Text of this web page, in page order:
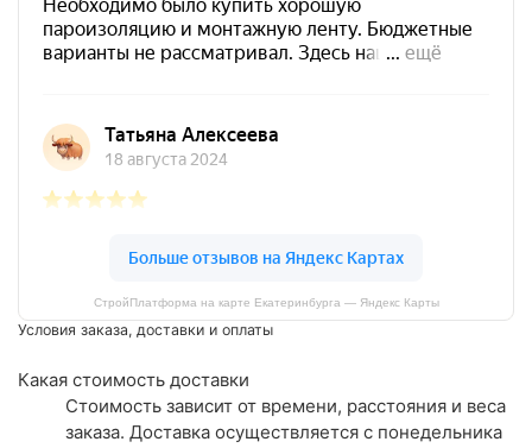
СтройПлатформа на карте Екатеринбурга — Яндекс Карты
Условия заказа, доставки и оплаты
Какая стоимость доставки
Стоимость зависит от времени, расстояния и веса
заказа. Доставка осуществляется с понедельника